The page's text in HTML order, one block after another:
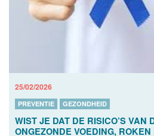
25/02/2026
PREVENTIE GEZONDHEID
WIST JE DAT DE RISICO’S VAN
ONGEZONDE VOEDING,